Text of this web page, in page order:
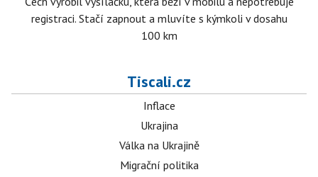
registraci. Stačí zapnout a mluvíte s kýmkoli v dosahu
100 km
Tiscali.cz
Inflace
Ukrajina
Válka na Ukrajině
Migrační politika